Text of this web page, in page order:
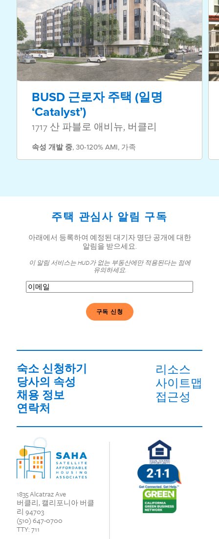
BUSD 근로자 주택 (일명
‘Catalyst’)
1717 산 파블로 애비뉴, 버클리
속성 개발 중,30-120% AMI, 가족
1835 Alcatraz Ave
버클리, 캘리포니아 버클
리 94703
(510) 647-0700
TTY: 711
주택 관심사 알림 구독
아래에서 등록하여 예정된 대기자 명단 공개에 대한
알림을 받으세요.
이 알림 서비스는 HUD가 없는 부동산에만 적용된다는 점에
유의하세요.
이
메
숙소 신청하기
당사의 속성
채용 정보
연락처
리소스
사이트맵
접근성